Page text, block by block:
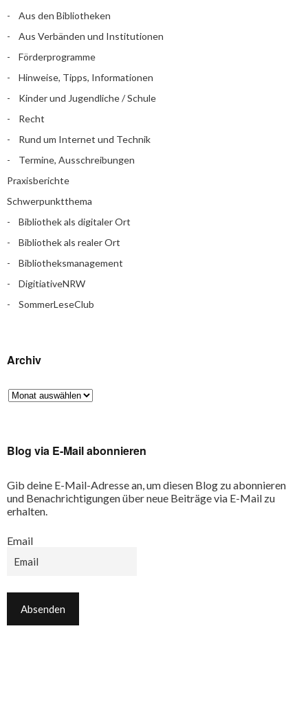
Aus den Bibliotheken
Aus Verbänden und Institutionen
Förderprogramme
Hinweise, Tipps, Informationen
Kinder und Jugendliche / Schule
Recht
Rund um Internet und Technik
Termine, Ausschreibungen
Praxisberichte
Schwerpunktthema
Bibliothek als digitaler Ort
Bibliothek als realer Ort
Bibliotheksmanagement
DigitiativeNRW
SommerLeseClub
Archiv
Blog via E-Mail abonnieren
Gib deine E-Mail-Adresse an, um diesen Blog zu abonnieren
und Benachrichtigungen über neue Beiträge via E-Mail zu
erhalten.
Email